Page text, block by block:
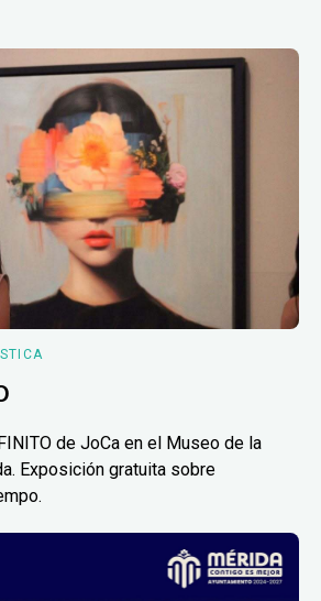
de JoCa en el Museo de la
Exposición gratuita sobre